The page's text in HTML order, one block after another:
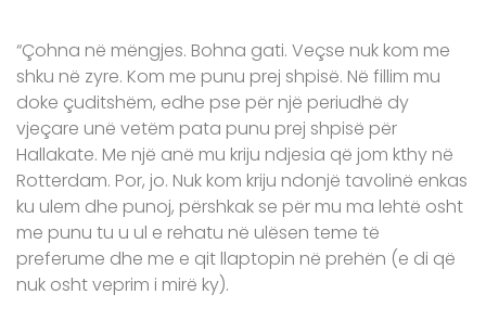
“Çohna në mëngjes. Bohna gati. Veçse nuk kom me
shku në zyre. Kom me punu prej shpisë. Në fillim mu
doke çuditshëm, edhe pse për një periudhë dy
vjeçare unë vetëm pata punu prej shpisë për
Hallakate. Me një anë mu kriju ndjesia që jom kthy në
Rotterdam. Por, jo. Nuk kom kriju ndonjë tavolinë enkas
ku ulem dhe punoj, përshkak se për mu ma lehtë osht
me punu tu u ul e rehatu në ulësen teme të
preferume dhe me e qit llaptopin në prehën (e di që
nuk osht veprim i mirë ky).